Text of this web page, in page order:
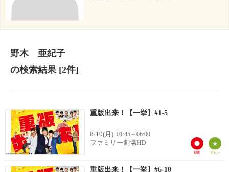
野木 亜紀子
の検索結果[2件]
重版出来！【一挙】#1-5
8/10(月) 01:45～06:00
ファミリー劇場HD
重版出来！【一挙】#6-10